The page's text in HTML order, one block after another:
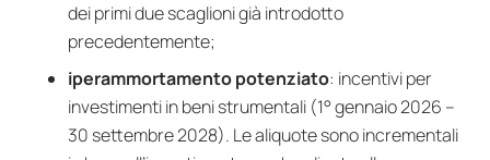
dei primi due scaglioni già introdotto
precedentemente;
iperammortamento potenziato: incentivi per
investimenti in beni strumentali (1° gennaio 2026 –
30 settembre 2028). Le aliquote sono incrementali